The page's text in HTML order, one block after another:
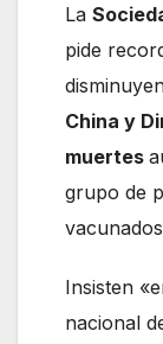
La
pide
China y
muertes
grupo de
Insisten
nacional